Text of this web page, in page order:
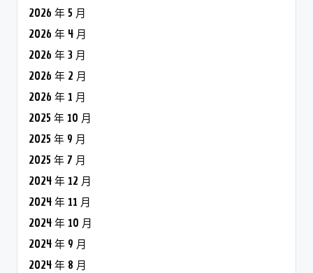
2026 年 5 月
2026 年 4 月
2026 年 3 月
2026 年 2 月
2026 年 1 月
2025 年 10 月
2025 年 9 月
2025 年 7 月
2024 年 12 月
2024 年 11 月
2024 年 10 月
2024 年 9 月
2024 年 8 月